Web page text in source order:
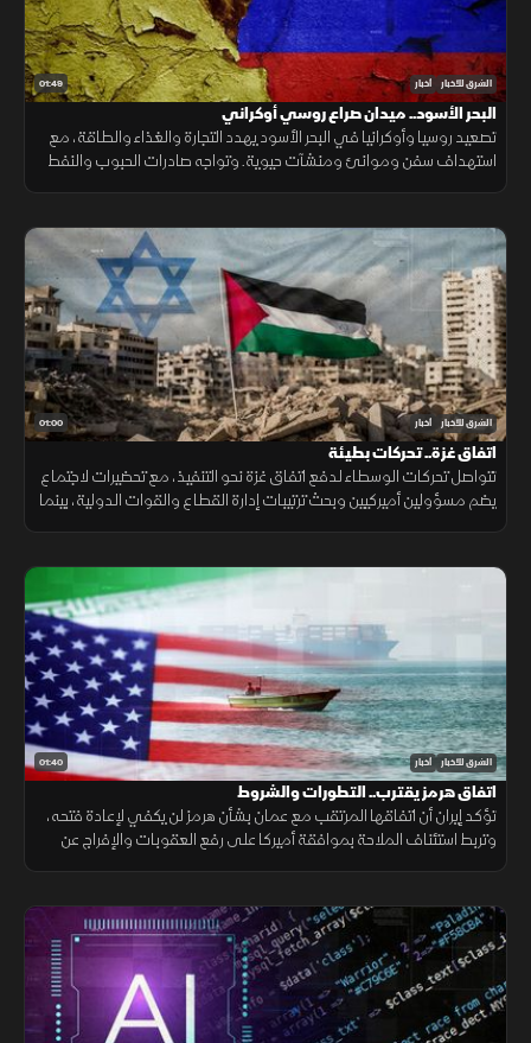
01:49 الشرق للأخبار أخبار
البحر الأسود.. ميدان صراع روسي أوكراني
تصعيد روسيا وأوكرانيا في البحر الأسود يهدد التجارة والغذاء والطاقة، مع
استهداف سفن وموانئ ومنشآت حيوية. وتواجه صادرات الحبوب والنفط
01:00 الشرق للأخبار أخبار
اتفاق غزة.. تحركات بطيئة
تتواصل تحركات الوسطاء لدفع اتفاق غزة نحو التنفيذ، مع تحضيرات لاجتماع
يضم مسؤولين أميركيين وبحث ترتيبات إدارة القطاع والقوات الدولية، بينما
01:40 الشرق للأخبار أخبار
اتفاق هرمز يقترب.. التطورات والشروط
تؤكد إيران أن اتفاقها المرتقب مع عمان بشأن هرمز لن يكفي لإعادة فتحه،
وتربط استئناف الملاحة بموافقة أميركا على رفع العقوبات والإفراج عن